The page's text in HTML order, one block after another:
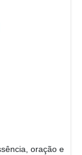
oração e